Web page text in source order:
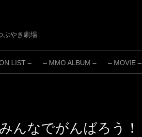
ぶやき劇場
LIST – – MMO ALBUM – – MOVIE –
みんなでがんばろう！